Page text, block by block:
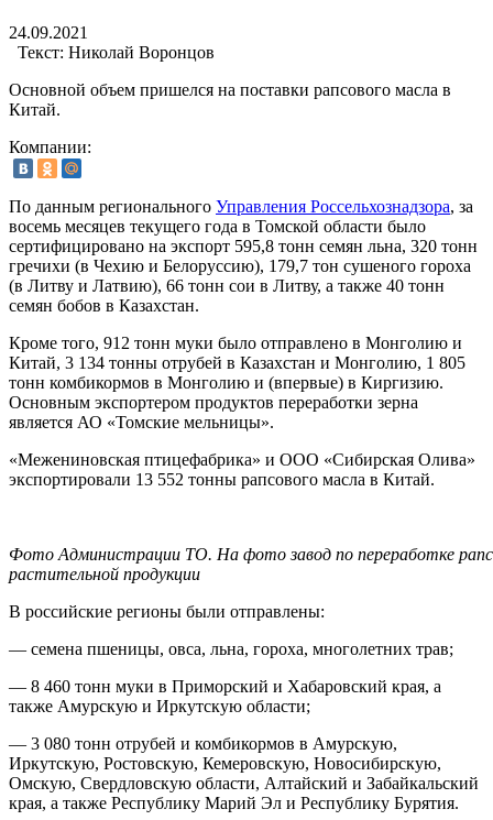
24.09.2021
Текст: Николай Воронцов
Основной объем пришелся на поставки рапсового масла в
Китай.
Компании:
По данным регионального Управления Россельхознадзора, за
восемь месяцев текущего года в Томской области было
сертифицировано на экспорт 595,8 тонн семян льна, 320 тонн
гречихи (в Чехию и Белоруссию), 179,7 тон сушеного гороха
(в Литву и Латвию), 66 тонн сои в Литву, а также 40 тонн
семян бобов в Казахстан.
Кроме того, 912 тонн муки было отправлено в Монголию и
Китай, 3 134 тонны отрубей в Казахстан и Монголию, 1 805
тонн комбикормов в Монголию и (впервые) в Киргизию.
Основным экспортером продуктов переработки зерна
является АО «Томские мельницы».
«Межениновская птицефабрика» и ООО «Сибирская Олива»
экспортировали 13 552 тонны рапсового масла в Китай.
Фото Администрации ТО. На фото завод по переработке
растительной продукции
В российские регионы были отправлены:
— семена пшеницы, овса, льна, гороха, многолетних трав;
— 8 460 тонн муки в Приморский и Хабаровский края, а
также Амурскую и Иркутскую области;
— 3 080 тонн отрубей и комбикормов в Амурскую,
Иркутскую, Ростовскую, Кемеровскую, Новосибирскую,
Омскую, Свердловскую области, Алтайский и Забайкальский
края, а также Республику Марий Эл и Республику Бурятия.